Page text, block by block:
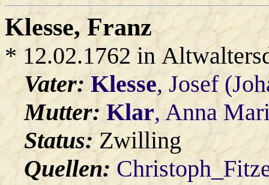
Klesse, Franz
* 12.02.1762 in
Vater:Klesse, Josef
Mutter:Klar, Anna
Status:Zwilling
Quellen: